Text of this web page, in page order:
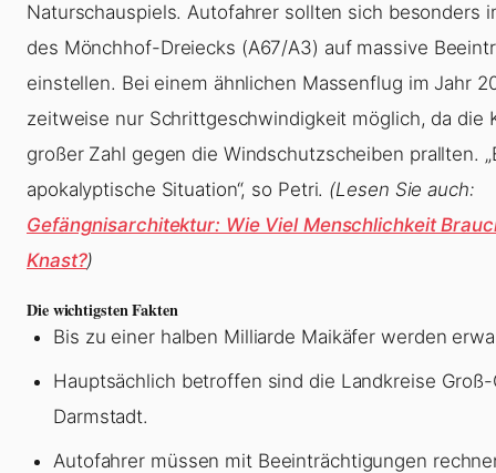
Naturschauspiels. Autofahrer sollten sich besonders
des Mönchhof-Dreiecks (A67/A3) auf massive
einstellen. Bei einem ähnlichen Massenflug im Jahr
zeitweise nur Schrittgeschwindigkeit möglich, da die
großer Zahl gegen die Windschutzscheiben prallten.
apokalyptische Situation“, so Petri. (Lesen Sie auch:
Gefängnisarchitektur: Wie Viel Menschlichkeit
Knast?)
Die wichtigsten Fakten
Bis zu einer halben Milliarde Maikäfer werden
Hauptsächlich betroffen sind die Landkreise
Darmstadt.
Autofahrer müssen mit Beeinträchtigungen